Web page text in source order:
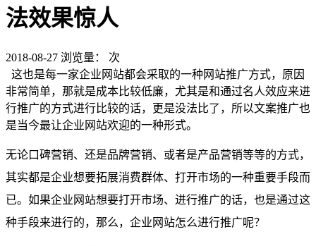
法效果惊人
2018-08-27 浏览量：
次
这也是每一家企业网站都会采取的一种网站推广方式，原因
非常简单，那就是成本比较低廉，尤其是和通过名人效应来进
行推广的方式进行比较的话，更是没法比了，所以文案推广也
是当今最让企业网站欢迎的一种形式。
无论口碑营销、还是品牌营销、或者是产品营销等等的方式，
其实都是企业想要拓展消费群体、打开市场的一种重要手段而
已。如果企业网站想要打开市场、进行推广的话，也是通过这
种手段来进行的，那么，企业网站怎么进行推广呢？